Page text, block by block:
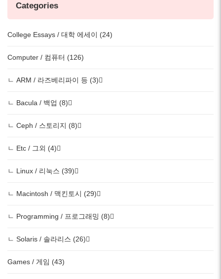
Categories
College Essays / 대학 에세이 (24)
Computer / 컴퓨터 (126)
ㄴ ARM / 라즈베리파이 등 (3)
ㄴ Bacula / 백업 (8)
ㄴ Ceph / 스토리지 (8)
ㄴ Etc / 그외 (4)
ㄴ Linux / 리눅스 (39)
ㄴ Macintosh / 맥킨토시 (29)
ㄴ Programming / 프로그래밍 (8)
ㄴ Solaris / 솔라리스 (26)
Games / 게임 (43)